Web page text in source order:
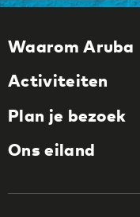
Waarom Aruba
Activiteiten
Plan je bezoek
Ons eiland